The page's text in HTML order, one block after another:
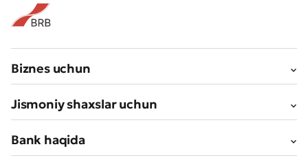
Biznes uchun
Jismoniy shaxslar uchun
Bank haqida